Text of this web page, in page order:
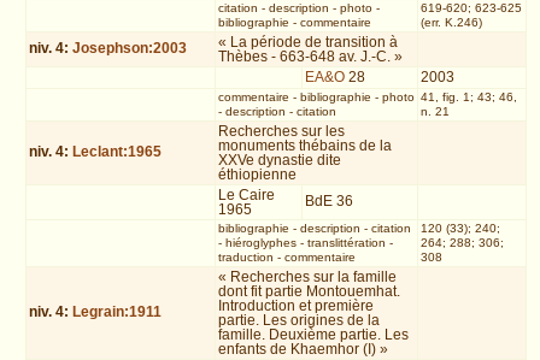
citation - description - photo-
bibliographie - commentaire
619-620; 623-625
(err. K.246)
niv. 4:Josephson:2003
« La période de transition à
Thèbes - 663-648 av. J.-C. »
EA&O 28 2003
commentaire - bibliographie - photo
- description - citation
41, fig. 1; 43; 46,
n. 21
niv. 4: Leclant:1965
Recherches sur les
monuments thébains de la
XXVe dynastie dite
éthiopienne
Le Caire
1965
BdE 36
bibliographie - description - citation
- hiéroglyphes- translittération -
traduction - commentaire
120 (33); 240;
264; 288; 306;
308
niv. 4: Legrain:1911
« Recherches sur la famille
dont fit partie Montouemhat.
Introduction et première
partie. Les origines de la
famille. Deuxième partie. Les
enfants de Khaemhor (I) »